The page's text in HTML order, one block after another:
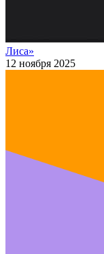
Лиса»
12 ноября 2025